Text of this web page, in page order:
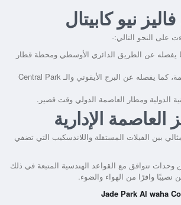
نيو كابيتال
على النحو التالي:-
يفصله عن الطريق الدائري الأوسطي ومحطة قطار
يسهل الوصول من المشروع إلى مستشفى العاصمة الإدارية وكاتدرائية ميلاد المسيح وستاد العاصمة، كما يفصله عن البرج الأيقوني والـ Central Park
الدولية ومطار العاصمة الدولي وقت قصير.
بين الفيلات المستقلة واللاندسكيب التي تضفي
وحدات تتوافق مع القواعد الهندسية المتبعة في ذلك
وافرًا من الهواء والضوء.